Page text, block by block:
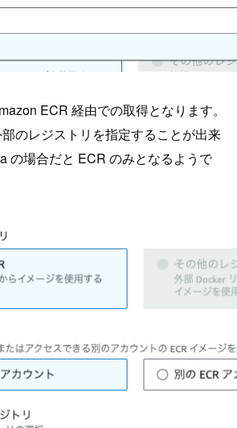
ECR 経由での取得となります。
のレジストリを指定することが出来
の場合だと ECR のみとなるようで